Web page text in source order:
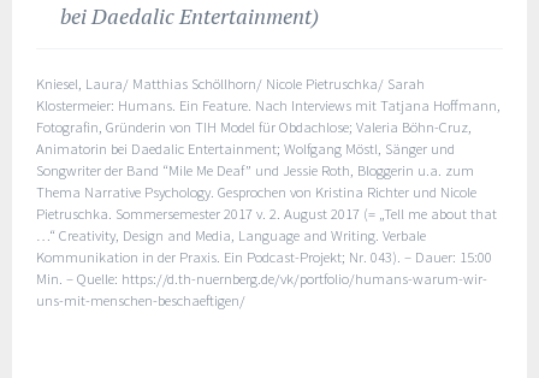
bei Daedalic Entertainment)
Kniesel, Laura/ Matthias Schöllhorn/ Nicole Pietruschka/ Sarah
Klostermeier: Humans. Ein Feature. Nach Interviews mit Tatjana Hoffmann,
Fotografin, Gründerin von TIH Model für Obdachlose; Valeria Böhn-Cruz,
Animatorin bei Daedalic Entertainment; Wolfgang Möstl, Sänger und
Songwriter der Band “Mile Me Deaf” und Jessie Roth, Bloggerin u.a. zum
Thema Narrative Psychology. Gesprochen von Kristina Richter und Nicole
Pietruschka. Sommersemester 2017 v. 2. August 2017 (= „Tell me about that
…“ Creativity, Design and Media, Language and Writing. Verbale
Kommunikation in der Praxis. Ein Podcast-Projekt; Nr. 043). – Dauer: 15:00
Min. – Quelle: https://d.th-nuernberg.de/vk/portfolio/humans-warum-wir-
uns-mit-menschen-beschaeftigen/